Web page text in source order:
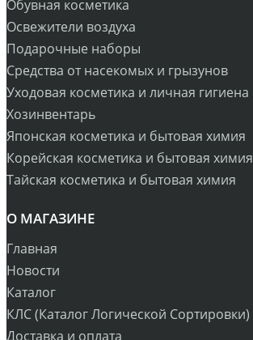
Обувная косметика
Освежители воздуха
Подарочные наборы
Средства от насекомых и грызунов
Уходовая косметика и личная гигиена
Хозинвентарь
Японская косметика и бытовая химия
Корейская косметика и бытовая химия
Тайская косметика и бытовая химия
О МАГАЗИНЕ
Главная
Новости
Каталог
КЛС (Каталог Логической Сортировки)
Доставка и оплата